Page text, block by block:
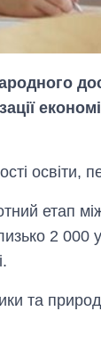
освіти,
етап
2 000
та